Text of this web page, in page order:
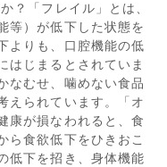
？「フレイル」とは、
等）が低下した状態を
よりも、口腔機能の低
はじまるとされていま
なむせ、噛めない食品
えられています。「オ
康が損なわれると、食
ら食欲低下をひきおこ
低下を招き、身体機能